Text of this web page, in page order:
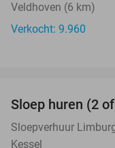
Veldhoven (6 km)
Verkocht: 9.960
Sloep huren (2
Sloepverhuur
Kessel